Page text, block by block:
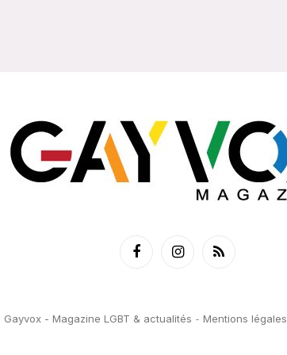
FacebookInstagramRSS
Gayvox - Magazine LGBT & actualités - Mentions légales